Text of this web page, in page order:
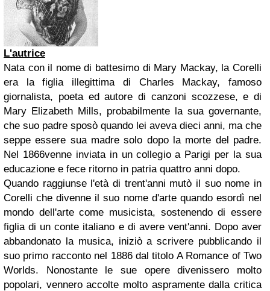
L'autrice
Nata con il nome di battesimo di Mary Mackay, la Corelli
era la figlia illegittima di Charles Mackay, famoso
giornalista, poeta ed autore di canzoni scozzese, e di
Mary Elizabeth Mills, probabilmente la sua governante,
che suo padre sposò quando lei aveva dieci anni, ma che
seppe essere sua madre solo dopo la morte del padre.
Nel 1866venne inviata in un collegio a Parigi per la sua
educazione e fece ritorno in patria quattro anni dopo.
Quando raggiunse l'età di trent'anni mutò il suo nome in
Corelli che divenne il suo nome d'arte quando esordì nel
mondo dell'arte come musicista, sostenendo di essere
figlia di un conte italiano e di avere vent'anni. Dopo aver
abbandonato la musica, iniziò a scrivere pubblicando il
suo primo racconto nel 1886 dal titolo A Romance of Two
Worlds. Nonostante le sue opere divenissero molto
popolari, vennero accolte molto aspramente dalla critica